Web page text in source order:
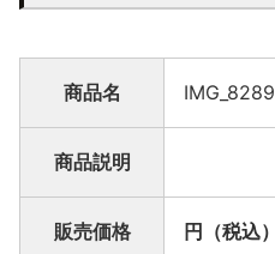
商品名 IMG_8289
商品説明
販売価格 円（税込）